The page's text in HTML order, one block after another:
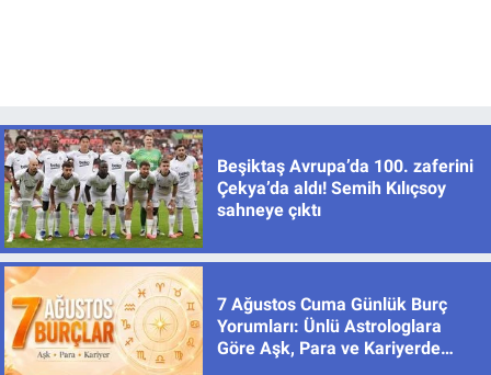
Beşiktaş Avrupa’da 100. zaferini
Çekya’da aldı! Semih Kılıçsoy
sahneye çıktı
7 Ağustos Cuma Günlük Burç
Yorumları: Ünlü Astrologlara
Göre Aşk, Para ve Kariyerde